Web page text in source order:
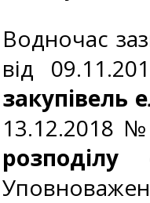
Водночас
від
закупівель
13.12.2018
розподілу